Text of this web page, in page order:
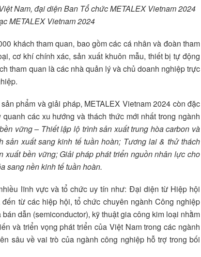
Nam, đại diện Ban Tổ chức METALEX Vietnam 2024
METALEX Vietnam 2024
khách tham quan, bao gồm các cá nhân và đoàn tham
cơ khí chính xác, sản xuất khuôn mẫu, thiết bị tự động
tham quan là các nhà quản lý và chủ doanh nghiệp trực
phẩm và giải pháp, METALEX Vietnam 2024 còn đặc
các xu hướng và thách thức mới nhất trong ngành
vững – Thiết lập lộ trình sản xuất trung hòa carbon và
sản xuất sang kinh tế tuần hoàn; Tương lai & thử thách
xuất bền vững; Giải pháp phát triển nguồn nhân lực cho
sang nền kinh tế tuần hoàn.
lĩnh vực và tổ chức uy tín như: Đại diện từ Hiệp hội
từ các hiệp hội, tổ chức chuyên ngành Công nghiệp
dẫn (semiconductor), kỹ thuật gia công kim loại nhằm
và triển vọng phát triển của Việt Nam trong các ngành
sâu về vai trò của ngành công nghiệp hỗ trợ trong bối